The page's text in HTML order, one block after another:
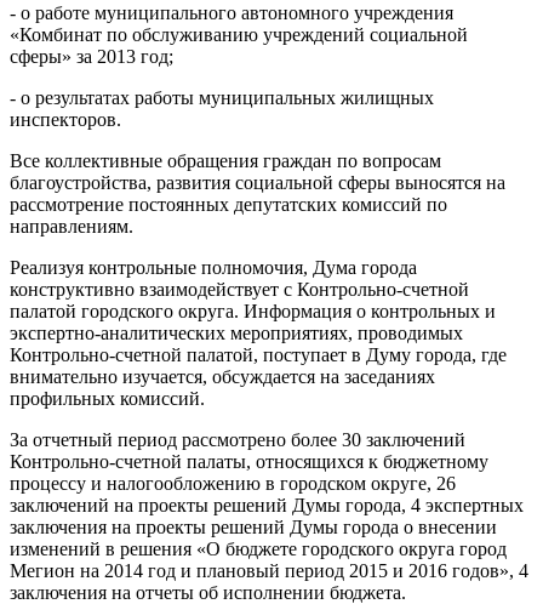
- о работе муниципального автономного учреждения
«Комбинат по обслуживанию учреждений социальной
сферы» за 2013 год;
- о результатах работы муниципальных жилищных
инспекторов.
Все коллективные обращения граждан по вопросам
благоустройства, развития социальной сферы выносятся на
рассмотрение постоянных депутатских комиссий по
направлениям.
Реализуя контрольные полномочия, Дума города
конструктивно взаимодействует с Контрольно-счетной
палатой городского округа. Информация о контрольных и
экспертно-аналитических мероприятиях, проводимых
Контрольно-счетной палатой, поступает в Думу города, где
внимательно изучается, обсуждается на заседаниях
профильных комиссий.
За отчетный период рассмотрено более 30 заключений
Контрольно-счетной палаты, относящихся к бюджетному
процессу и налогообложению в городском округе, 26
заключений на проекты решений Думы города, 4 экспертных
заключения на проекты решений Думы города о внесении
изменений в решения «О бюджете городского округа город
Мегион на 2014 год и плановый период 2015 и 2016 годов», 4
заключения на отчеты об исполнении бюджета.